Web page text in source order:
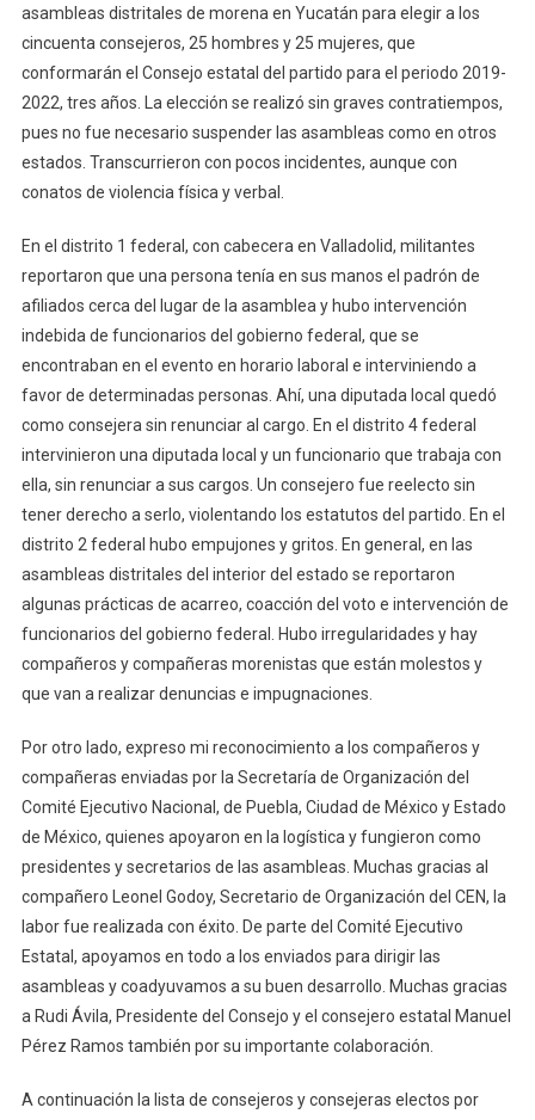
LA
DE
CONSEJEROS
Y
MORENA
asambleas distritales de morena en Yucatán para elegir a los
cincuenta consejeros, 25 hombres y 25 mujeres, que
conformarán el Consejo estatal del partido para el periodo 2019-
2022, tres años. La elección se realizó sin graves contratiempos,
pues no fue necesario suspender las asambleas como en otros
estados. Transcurrieron con pocos incidentes, aunque con
conatos de violencia física y verbal.
En el distrito 1 federal, con cabecera en Valladolid, militantes
reportaron que una persona tenía en sus manos el padrón de
afiliados cerca del lugar de la asamblea y hubo intervención
indebida de funcionarios del gobierno federal, que se
encontraban en el evento en horario laboral e interviniendo a
favor de determinadas personas. Ahí, una diputada local quedó
como consejera sin renunciar al cargo. En el distrito 4 federal
intervinieron una diputada local y un funcionario que trabaja con
ella, sin renunciar a sus cargos. Un consejero fue reelecto sin
tener derecho a serlo, violentando los estatutos del partido. En el
distrito 2 federal hubo empujones y gritos. En general, en las
asambleas distritales del interior del estado se reportaron
algunas prácticas de acarreo, coacción del voto e intervención de
funcionarios del gobierno federal. Hubo irregularidades y hay
compañeros y compañeras morenistas que están molestos y
que van a realizar denuncias e impugnaciones.
Por otro lado, expreso mi reconocimiento a los compañeros y
compañeras enviadas por la Secretaría de Organización del
Comité Ejecutivo Nacional, de Puebla, Ciudad de México y Estado
de México, quienes apoyaron en la logística y fungieron como
presidentes y secretarios de las asambleas. Muchas gracias al
compañero Leonel Godoy, Secretario de Organización del CEN, la
labor fue realizada con éxito. De parte del Comité Ejecutivo
Estatal, apoyamos en todo a los enviados para dirigir las
asambleas y coadyuvamos a su buen desarrollo. Muchas gracias
a Rudi Ávila, Presidente del Consejo y el consejero estatal Manuel
Pérez Ramos también por su importante colaboración.
A continuación la lista de consejeros y consejeras electos por